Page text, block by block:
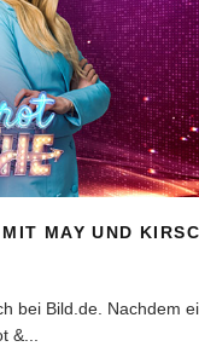
MAY UND
bei Bild.de. Nachdem
&